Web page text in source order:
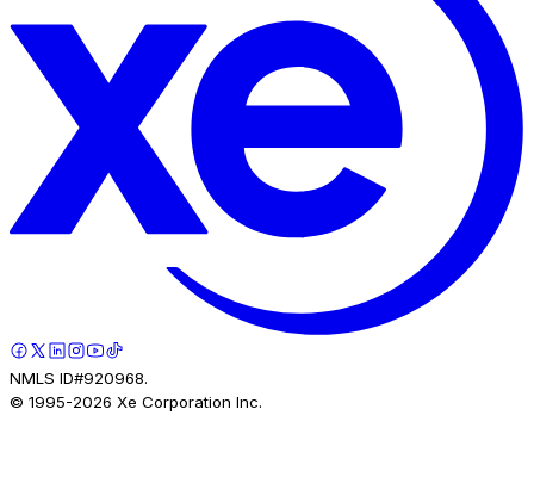
NMLS ID#920968.
© 1995-2026 Xe Corporation Inc.